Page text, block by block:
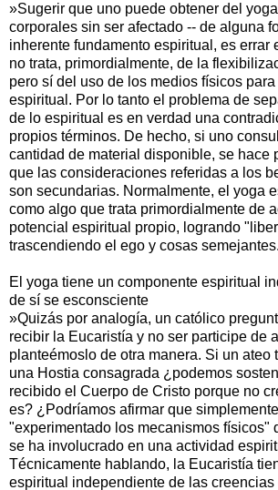
»Sugerir que uno puede obtener del
corporales sin ser afectado -- de alguna
inherente fundamento espiritual, es errar
no trata, primordialmente, de la
pero sí del uso de los medios físicos
espiritual. Por lo tanto el problema de
de lo espiritual es en verdad una
propios términos. De hecho, si uno
cantidad de material disponible, se hace
que las consideraciones referidas a los
son secundarias. Normalmente, el yoga
como algo que trata primordialmente de
potencial espiritual propio, logrando
trascendiendo el ego y cosas semejantes.
El yoga tiene un componente espiritual
de sí se esconsciente
»Quizás por analogía, un católico
recibir la Eucaristía y no ser participe de
planteémoslo de otra manera. Si un ateo
una Hostia consagrada ¿podemos
recibido el Cuerpo de Cristo porque no
es? ¿Podríamos afirmar que
"experimentado los mecanismos físicos"
se ha involucrado en una actividad
Técnicamente hablando, la Eucaristía
espiritual independiente de las